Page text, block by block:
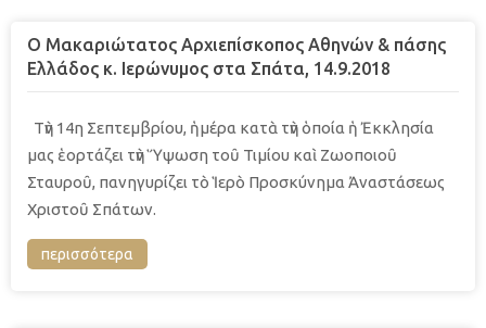
Ο Μακαριώτατος Αρχιεπίσκοπος Αθηνών & πάσης
Ελλάδος κ. Ιερώνυμος στα Σπάτα, 14.9.2018
Τὴν 14η Σεπτεμβρίου, ἡμέρα κατὰ τὴν ὁποία ἡ Ἐκκλησία
μας ἑορτάζει τὴν Ὕψωση τοῦ Τιμίου καὶ Ζωοποιοῦ
Σταυροῦ, πανηγυρίζει τὸ Ἱερὸ Προσκύνημα Ἀναστάσεως
Χριστοῦ Σπάτων.
περισσότερα